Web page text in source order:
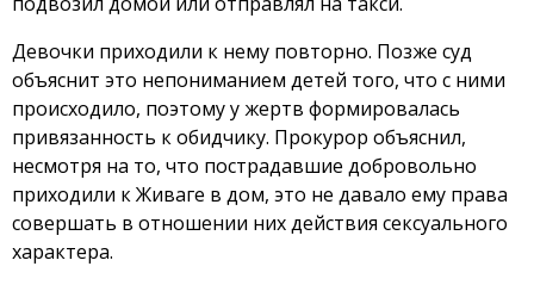
Девочки приходили к нему повторно. Позже суд
объяснит это непониманием детей того, что с ними
происходило, поэтому у жертв формировалась
привязанность к обидчику. Прокурор объяснил,
несмотря на то, что пострадавшие добровольно
приходили к Живаге в дом, это не давало ему права
совершать в отношении них действия сексуального
характера.